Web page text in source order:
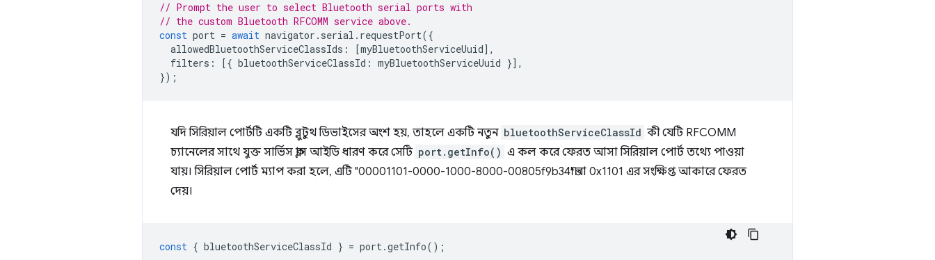
// Prompt the user to select Bluetooth serial ports with
// the custom Bluetooth RFCOMM service above.
const port = await navigator . serial . requestPort({
allowedBluetoothServiceClassIds : [myBluetoothServiceUuid],
filters : [{ bluetoothServiceClassId : myBluetoothServiceUuid }],
});
যদি সিরিয়াল পোর্টটি একটি ব্লুটুথ ডিভাইসের অংশ হয়, তাহলে একটি নতুন bluetoothServiceClassId কী যেটি RFCOMM
চ্যানেলের সাথে যুক্ত সার্ভিস ক্লাস আইডি ধারণ করে সেটি port.getInfo() এ কল করে ফেরত আসা সিরিয়াল পোর্ট তথ্যে পাওয়া
যায়। সিরিয়াল পোর্ট ম্যাপ করা হলে, এটি "00001101-0000-1000-8000-00805f9b34fb" বা 0x1101 এর সংক্ষিপ্ত আকারে ফেরত
দেয়।
const { bluetoothServiceClassId } = port.getInfo();